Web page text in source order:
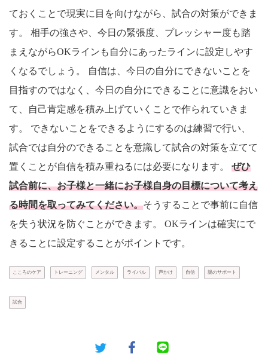
ておくことで現実に目を向けながら、試合の対策ができま
す。 相手の強さや、今日の緊張度、プレッシャー度も踏
まえながらOKラインも自分にあったラインに設定しやす
くなるでしょう。 自信は、今日の自分にできないことを
目指すのではなく、今日の自分にできることに意識をおい
て、自己肯定感を積み上げていくことで作られていきま
す。 できないことをできるようにするのは練習で行い、
試合では自分のできることを意識して試合の対策を立てて
置くことが自信を積み重ねるには必要になります。 ぜひ
試合前に、お子様と一緒にお子様自身の目標について考え
る時間を取ってみてください。そうすることで事前に自信
を失う状況を防ぐことができます。 OKラインは確実にで
きることに設定することがポイントです。
こころのケア トレーニング メンタル ライバル 声かけ 自信 親のサポート
試合